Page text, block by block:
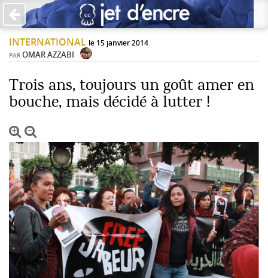
PAS DE COMMENTAIRES ×
Laisser une réponse
champs obligatoires sont indiqués avec *
Jet d'Encre vous prie d'inscrire vos commentaires dans un
esprit de dialogue et les limites du respect de chacun.
Merci.
Commentaire
INTERNATIONAL le 15 janvier 2014
PAR OMAR AZZABI
Trois ans, toujours un goût amer en
bouche, mais décidé à lutter !